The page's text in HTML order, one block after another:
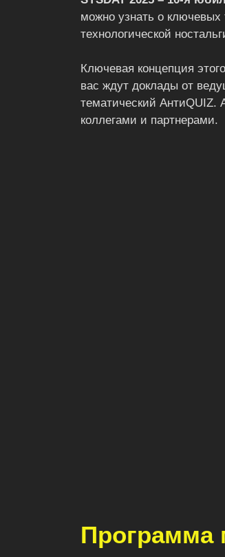
можно узнать о ключевых
технологической
Ключевая концепция
вас ждут доклады от
тематический АнтиQUIZ.
коллегами и партнерами.
Программа